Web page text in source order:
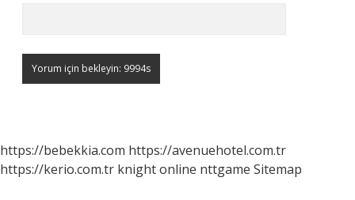
https://bebekkia.com https://avenuehotel.com.tr
https://kerio.com.tr knight online nttgame Sitemap